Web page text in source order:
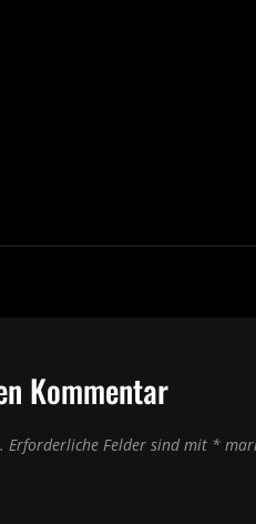
Kommentar
Erforderliche Felder sind mit *